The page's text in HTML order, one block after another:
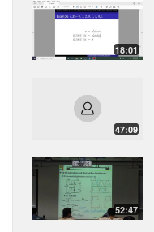
18:01
47:09
52:47